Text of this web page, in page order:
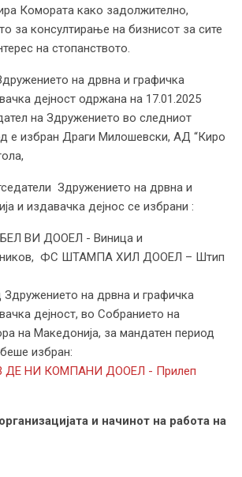
Комората како задолжително,
за консултирање на бизнисот за сите
на стопанството.
на дрвна и графичка
дејност одржана на 17.01.2025
на Здружението во следниот
е избран Драги Милошевски, АД “Киро
Здружението на дрвна и
и издавачка дејнос се избрани :
ВИ ДООЕЛ - Виница и
ФС ШТАМПА ХИЛ ДООЕЛ – Штип
Здружението на дрвна и графичка
дејност, во Собранието на
на Македонија, за мандатен период
избран:
ДЕ НИ КОМПАНИ ДООЕЛ - Прилеп
и начинот на работа на